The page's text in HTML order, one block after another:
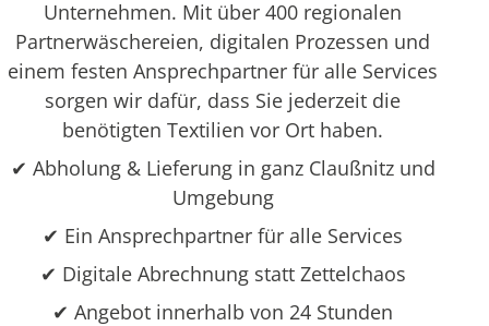
Unternehmen. Mit über 400 regionalen
Partnerwäschereien, digitalen Prozessen und
einem festen Ansprechpartner für alle Services
sorgen wir dafür, dass Sie jederzeit die
benötigten Textilien vor Ort haben.
✔ Abholung & Lieferung in ganz Claußnitz und
Umgebung
✔ Ein Ansprechpartner für alle Services
✔ Digitale Abrechnung statt Zettelchaos
✔ Angebot innerhalb von 24 Stunden